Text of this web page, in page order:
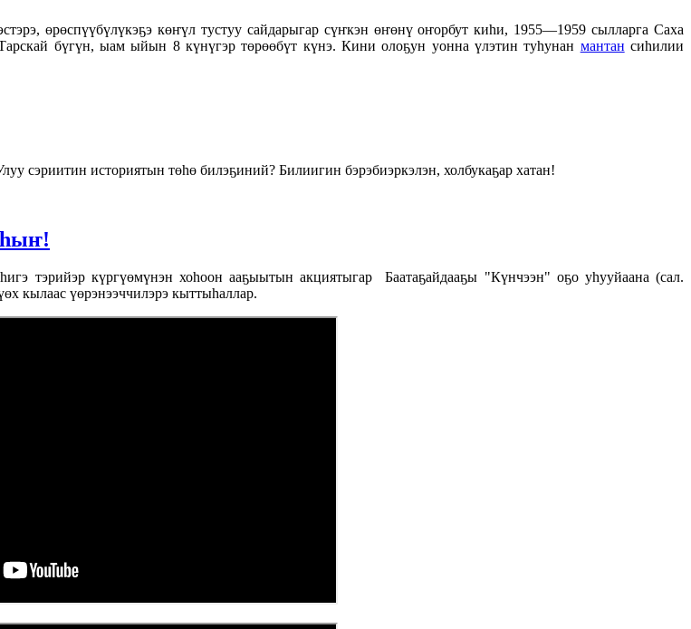
өрөспүүбүлүкэҕэ көҥүл тустуу сайдарыгар сүҥкэн өҥөнү оҥорбут киһи, 1955—1959 сылларга Саха
бүгүн, ыам ыйын 8 күнүгэр төрөөбүт күнэ. Кини олоҕун уонна үлэтин туһунан мантан сиһилии
сэриитин историятын төһө билэҕиний? Билиигин бэрэбиэркэлэн, холбукаҕар хатан!
тэрийэр күргүөмүнэн хоһоон ааҕыытын акциятыгар Баатаҕайдааҕы "Күнчээн" оҕо уһууйаана (сал.
кылаас үөрэнээччилэрэ кыттыһаллар.